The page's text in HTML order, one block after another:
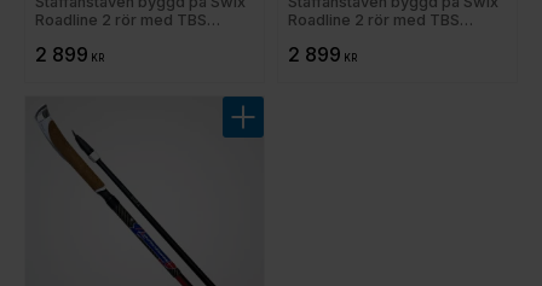
Roadline 2 rör med TBS
2 899 KR
Roadline 2 rör med TBS
2 899 KR
Lägg till i favoriter